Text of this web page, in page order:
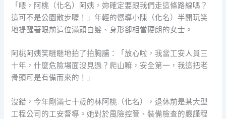
「喂，阿桃（化名）阿姨，妳確定要跟我們走這條路線嗎？
這可不是公園散步喔！」年輕的嚮導小陳（化名）半開玩笑
地提醒著眼前這位滿頭白髮、身形卻相當硬朗的女士。
阿桃阿姨笑瞇瞇地拍了拍胸脯：「放心啦，我當工安人員三
十年，什麼危險場面沒見過？爬山嘛，安全第一，我這把老
骨頭可是有備而來的！」
沒錯，今年剛滿七十歲的林阿桃（化名），退休前是某大型
工程公司的工安督導。她對於風險控管、裝備檢查的嚴謹程